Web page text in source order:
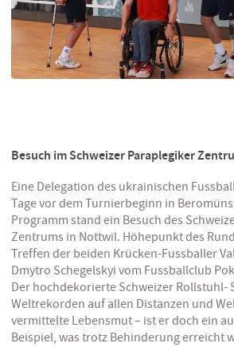
Besuch im Schweizer Paraplegiker
Eine Delegation des ukrainischen
Tage vor dem Turnierbeginn in
Programm stand ein Besuch des
Zentrums in Nottwil. Höhepunkt des
Treffen der beiden Krücken-Fussballer
Dmytro Schegelskyi vom Fussballclub
Der hochdekorierte Schweizer
Weltrekorden auf allen Distanzen und
vermittelte Lebensmut – ist er doch ein
Beispiel, was trotz Behinderung erreicht